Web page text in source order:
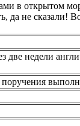
в открытом
да не сказали!
две недели
поручения